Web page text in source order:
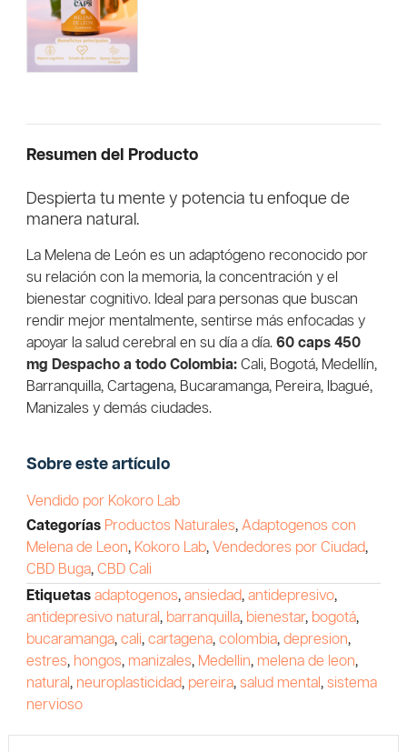
Resumen del Producto
Despierta tu mente y potencia tu enfoque de
manera natural.
La Melena de León es un adaptógeno reconocido por
su relación con la memoria, la concentración y el
bienestar cognitivo. Ideal para personas que buscan
rendir mejor mentalmente, sentirse más enfocadas y
apoyar la salud cerebral en su día a día. 60 caps 450
mg Despacho a todo Colombia:Cali, Bogotá, Medellín,
Barranquilla, Cartagena, Bucaramanga, Pereira, Ibagué,
Manizales y demás ciudades.
Sobre este artículo
Vendido por Kokoro Lab
Categorías Productos Naturales, Adaptogenos con
Melena de Leon, Kokoro Lab, Vendedores por Ciudad,
CBD Buga, CBD Cali
Etiquetas adaptogenos, ansiedad, antidepresivo,
antidepresivo natural, barranquilla, bienestar, bogotá,
bucaramanga, cali, cartagena, colombia, depresion,
estres, hongos, manizales, Medellin, melena de leon,
natural, neuroplasticidad, pereira, salud mental, sistema
nervioso